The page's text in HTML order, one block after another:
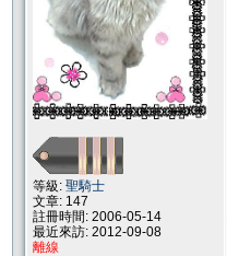
等級: 聖騎士
文章: 147
註冊時間: 2006-05-14
最近來訪: 2012-09-08
離線